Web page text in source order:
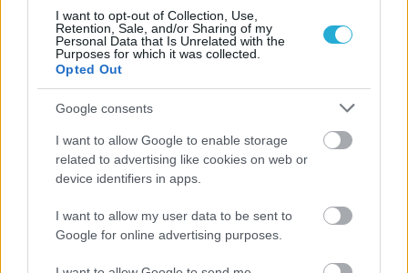
I want to opt-out of Collection, Use,
Retention, Sale, and/or Sharing of my
Personal Data that Is Unrelated with the
Purposes for which it was collected.
Opted Out
Google consents
I want to allow Google to enable storage
related to advertising like cookies on web or
device identifiers in apps.
I want to allow my user data to be sent to
Google for online advertising purposes.
ευρωπαϊκό ραντεβού του
Παναθηναϊκού με την
ιστορία
08/03/2026
Αναγνώριση και σεβασμός
οι σημαντικότερες νίκες του